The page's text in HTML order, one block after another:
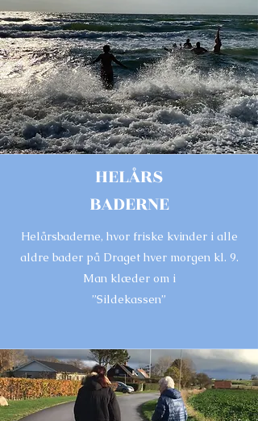
Besuchern teilen möchten.
HELÅRS
BADERNE
Helårsbaderne, hvor friske kvinder i alle
aldre bader på Draget hver morgen kl. 9.
Man klæder om i
”Sildekassen”